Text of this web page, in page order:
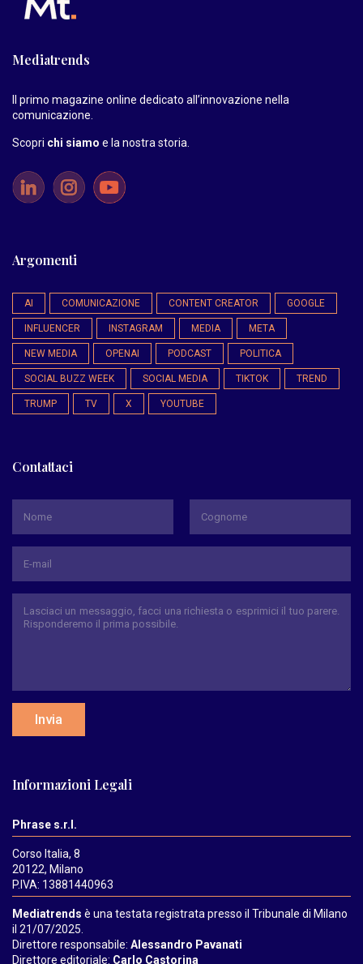
Mediatrends
Il primo magazine online dedicato all’innovazione nella
comunicazione.
Scopri chi siamo e la nostra storia
Argomenti
AI COMUNICAZIONE CONTENT CREATOR GOOGLE
INFLUENCER INSTAGRAM MEDIA META
NEW MEDIA OPENAI PODCAST POLITICA
SOCIAL BUZZ WEEK SOCIAL MEDIA TIKTOK TREND
TRUMP TV X YOUTUBE
Contattaci
Invia
Informazioni Legali
Phrase s.r.l.
Corso Italia, 8
20122, Milano
P.IVA: 13881440963
Mediatrends è una testata registrata presso il Tribunale di Milano
il 21/07/2025.
Direttore responsabile: Alessandro Pavanati
Direttore editoriale: Carlo Castorina